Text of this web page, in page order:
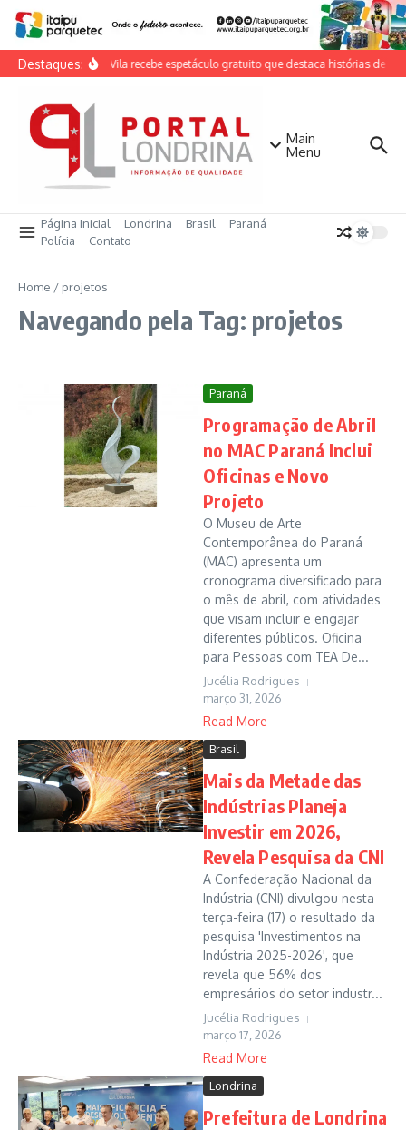
Ir para o conteúdo
Destaques:Casa da Vila recebe espetáculo gratuito que destaca histórias de
Main
Menu
Página Inicial Londrina Brasil
Paraná
Polícia
Contato
Home / projetos
Navegando pela Tag: projetos
Paraná
Programação de Abril
no MAC Paraná Inclui
Oficinas e Novo
Projeto
O Museu de Arte
Contemporânea do Paraná
(MAC) apresenta um
cronograma diversificado para
o mês de abril, com atividades
que visam incluir e engajar
diferentes públicos. Oficina
para Pessoas com TEA De...
Jucélia Rodrigues
março 31, 2026
Read More
Brasil
Mais da Metade das
Indústrias Planeja
Investir em 2026,
Revela Pesquisa da CNI
A Confederação Nacional da
Indústria (CNI) divulgou nesta
terça-feira (17) o resultado da
pesquisa 'Investimentos na
Indústria 2025-2026', que
revela que 56% dos
empresários do setor industr...
Jucélia Rodrigues
março 17, 2026
Read More
Londrina
Prefeitura de Londrina